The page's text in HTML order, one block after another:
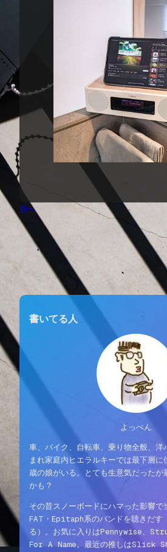
前へ
書いてる人
よっぺん
車、バイク、自転車、乗り物全般、洋
まれ家庭内ヒエラルキーでは最下層に
歳の娘がいる。とても生意気だったが
かも？
その昔スノーボードにハマった影響で
FAT・Epitaph系のバンドを聴きだす
る）。お気に入りはPennywise、
For A Name。最近の推しはSlick